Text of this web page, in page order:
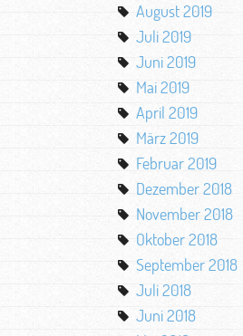
August 2019
Juli 2019
Juni 2019
Mai 2019
April 2019
März 2019
Februar 2019
Dezember 2018
November 2018
Oktober 2018
September 2018
Juli 2018
Juni 2018